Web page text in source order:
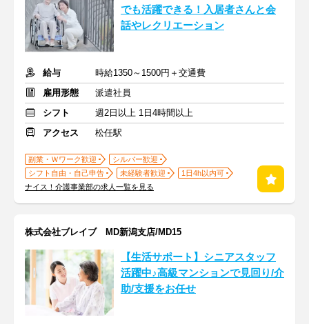
でも活躍できる！入居者さんと会
話やレクリエーション
給与
時給1350～1500円＋交通費
雇用形態
派遣社員
シフト
週2日以上 1日4時間以上
アクセス
松任駅
副業・Ｗワーク歓迎
シルバー歓迎
シフト自由・自己申告
未経験者歓迎
1日4h以内可
ナイス！介護事業部の求人一覧を見る
株式会社ブレイブ MD新潟支店/MD15
【生活サポート】シニアスタッフ
活躍中♪高級マンションで見回り/介
助/支援をお任せ